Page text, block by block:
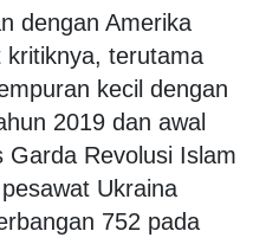
dengan Amerika
kritiknya, terutama
kecil dengan
2019 dan awal
Revolusi Islam
Ukraina
752 pada